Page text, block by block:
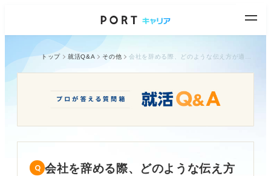
トップ 就活Q&A その他
会社を辞める際、どのような伝え方